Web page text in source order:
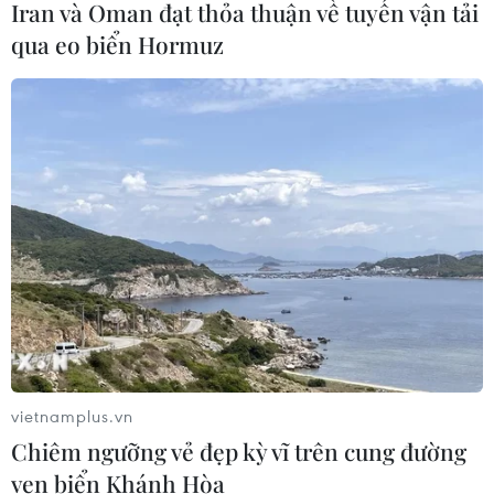
cho tương lai ASEAN
04/08/2026 10:45
Hợp tác Nghị viện là trụ cột quan
trọng trong tổng thể quan hệ Việt
Nam-Thái Lan
04/08/2026 10:09
Xem thêm
CƠ QUAN CHỦ QUẢN: THÔNG TẤN XÃ VIỆT NAM
Iran và Oman đạt thỏa thuận về tuyến vận tải
qua eo biển Hormuz
vietnamplus.vn
Chiêm ngưỡng vẻ đẹp kỳ vĩ trên cung đường
ven biển Khánh Hòa